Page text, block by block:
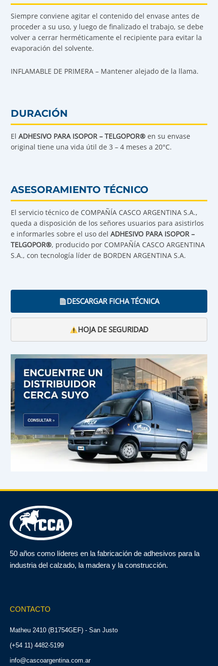
Siempre conviene agitar el contenido del envase antes de
proceder a su uso, y luego de finalizado el trabajo, se debe
volver a cerrar herméticamente el recipiente para evitar la
evaporación del solvente.
INFLAMABLE DE PRIMERA – Mantener alejado de la llama.
DURACIÓN
ElADHESIVO PARA ISOPOR – TELGOPOR® en su envase
original tiene una vida útil de 3 – 4 meses a 20°C.
ASESORAMIENTO TÉCNICO
El servicio técnico de COMPAÑÍA CASCO ARGENTINA S.A.,
queda a disposición de los señores usuarios para asistirlos
e informarles sobre el uso delADHESIVO PARA ISOPOR –
TELGOPOR®, producido por COMPAÑÍA CASCO ARGENTINA
S.A., con tecnología líder de BORDEN ARGENTINA S.A.
DESCARGAR FICHA TÉCNICA
HOJA DE SEGURIDAD
50 años como líderes en la fabricación de adhesivos para la
industria del calzado, la madera y la construcción.
CONTACTO
Matheu 2410 (B1754GEF) - San Justo
(+54 11) 4482-5199
info@cascoargentina.com.ar